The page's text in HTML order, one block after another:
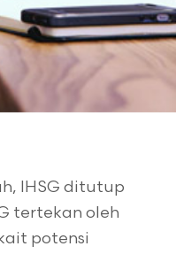
IHSG ditutup
tertekan oleh
potensi